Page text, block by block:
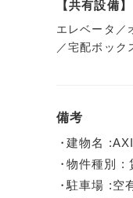
【共有設備】
エレベータ／
／宅配ボック
備考
建物名
物件種別 :
駐車場 :空